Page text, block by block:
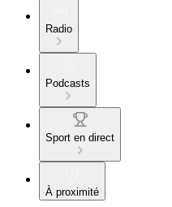
Radio
Podcasts
Sport en direct
À proximité